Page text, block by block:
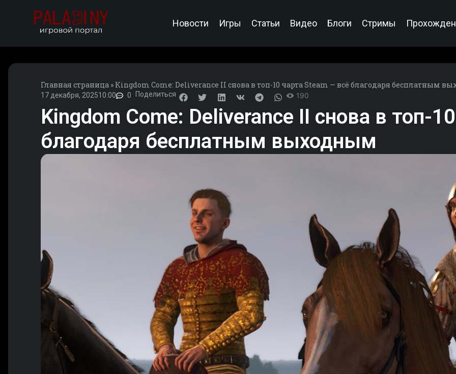
Новости Игры Статьи Видео Блоги Стримы
Главная страница » Kingdom Come: Deliverance II снова в топ-10 чарта Steam — всё благодаря бесплатным
17 декабря, 202510:00 0 Поделиться 190
Kingdom Come: Deliverance II снова в топ-
благодаря бесплатным выходным